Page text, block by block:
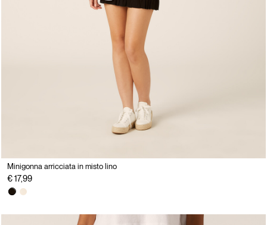
Minigonna arricciata in misto lino
€ 17,99